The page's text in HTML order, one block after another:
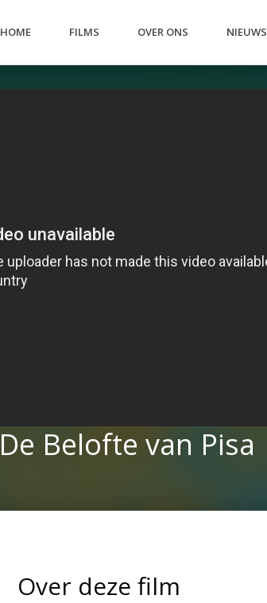
HOME FILMS OVER ONS NIEUWS
De Belofte van Pisa
Over deze film